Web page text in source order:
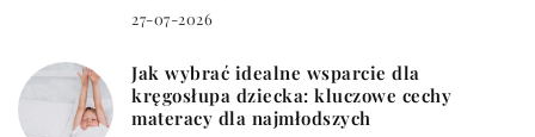
27-07-2026
Jak wybrać idealne wsparcie dla
kręgosłupa dziecka: kluczowe cechy
materacy dla najmłodszych